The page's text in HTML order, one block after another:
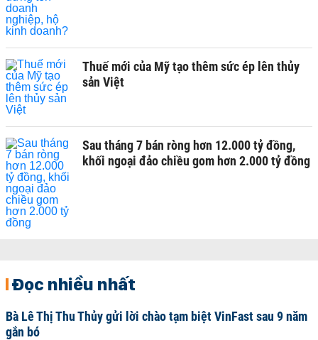
Thuế mới của Mỹ tạo thêm sức ép lên thủy
sản Việt
Sau tháng 7 bán ròng hơn 12.000 tỷ đồng,
khối ngoại đảo chiều gom hơn 2.000 tỷ đồng
Đọc nhiều nhất
Bà Lê Thị Thu Thủy gửi lời chào tạm biệt VinFast sau 9 năm
gắn bó